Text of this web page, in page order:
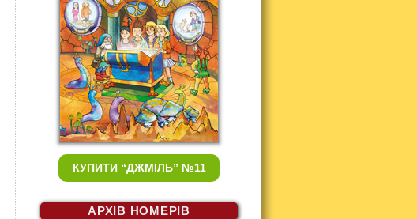
КУПИТИ “ДЖМІЛЬ” №11
АРХІВ НОМЕРІВ